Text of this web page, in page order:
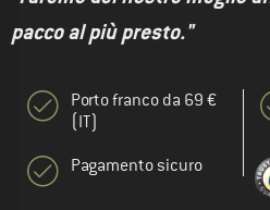
pacco al più presto."
Porto franco da 69 €
(IT)
Pagamento sicuro